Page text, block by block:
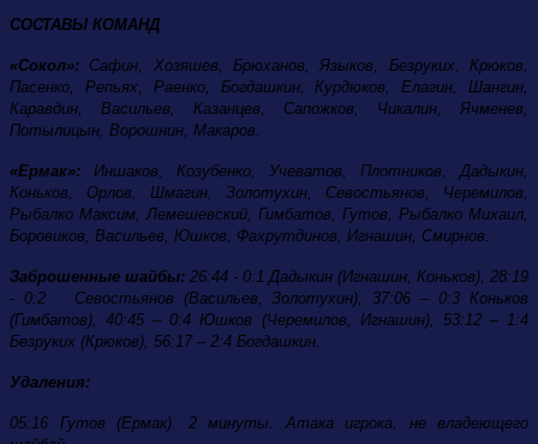
СОСТАВЫ КОМАНД
«Сокол»: Сафин, Хозяшев, Брюханов, Языков, Безруких, Крюков,
Пасенко, Репьях, Раенко, Богдашкин, Курдюков, Елагин, Шангин,
Каравдин, Васильев, Казанцев, Сапожков, Чикалин, Ячменев,
Потылицын, Ворошнин, Макаров.
«Ермак»: Иншаков, Козубенко, Учеватов, Плотников, Дадыкин,
Коньков, Орлов, Шмагин, Золотухин, Севостьянов, Черемилов,
Рыбалко Максим, Лемешевский, Гимбатов, Гутов, Рыбалко Михаил,
Боровиков, Васильев, Юшков, Фахрутдинов, Игнашин, Смирнов.
Заброшенные шайбы: 26:44 - 0:1 Дадыкин (Игнашин, Коньков), 28:19
- 0:2 Севостьянов (Васильев, Золотухин), 37:06 – 0:3 Коньков
(Гимбатов), 40:45 – 0:4 Юшков (Черемилов, Игнашин), 53:12 – 1:4
Безруких (Крюков), 56:17 – 2:4 Богдашкин.
Удаления:
05:16 Гутов (Ермак). 2 минуты. Атака игрока, не владеющего